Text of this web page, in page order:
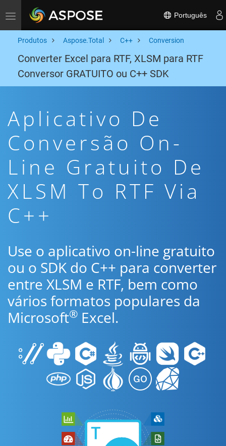
Toggle navigation Português
Produtos Aspose.Total C++ Conversion
Converter Excel para RTF, XLSM para RTF
Conversor GRATUITO ou C++ SDK
Aplicativo De
Conversão On-
Line Gratuito De
XLSM To RTF Via
C++
Use o aplicativo on-line gratuito
ou o SDK do C++ para converter
entre XLSM e RTF, bem como
vários formatos populares da
Microsoft® Excel.